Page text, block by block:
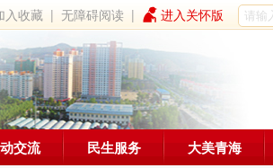
入收藏 |无障碍阅读 | 进入关怀版
交流 民生服务 大美青海